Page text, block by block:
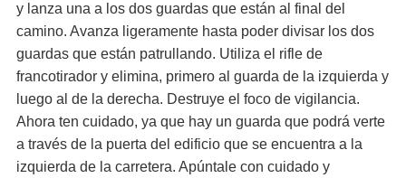
y lanza una a los dos guardas que están al final del
camino. Avanza ligeramente hasta poder divisar los dos
guardas que están patrullando. Utiliza el rifle de
francotirador y elimina, primero al guarda de la izquierda y
luego al de la derecha. Destruye el foco de vigilancia.
Ahora ten cuidado, ya que hay un guarda que podrá verte
a través de la puerta del edificio que se encuentra a la
izquierda de la carretera. Apúntale con cuidado y